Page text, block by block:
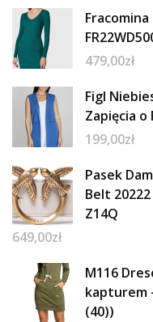
479,00zł
Figl
Zapięcia o
199,00zł
Pasek
Belt 20222
Z14Q
649,00zł
M116
kapturem
(40))